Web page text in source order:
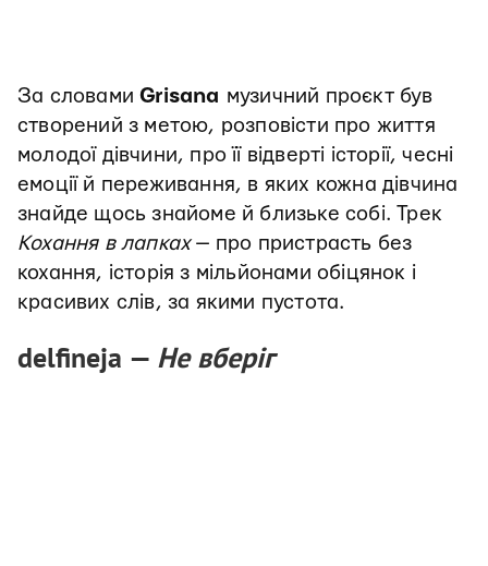
За словамиGrisana музичний проєкт був
створений з метою, розповісти про життя
молодої дівчини, про її відверті історії, чесні
емоції й переживання, в яких кожна дівчина
знайде щось знайоме й близьке собі. Трек
Кохання в лапках— про пристрасть без
кохання, історія з мільйонами обіцянок і
красивих слів, за якими пустота.
delfineja — Не вберіг